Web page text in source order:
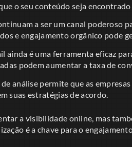
o seu conteúdo seja
a ser um canal poderoso
e engajamento orgânico pode
ainda é uma ferramenta eficaz
podem aumentar a taxa de
análise permite que as
suas estratégias de acordo.
a visibilidade online, mas
é a chave para o